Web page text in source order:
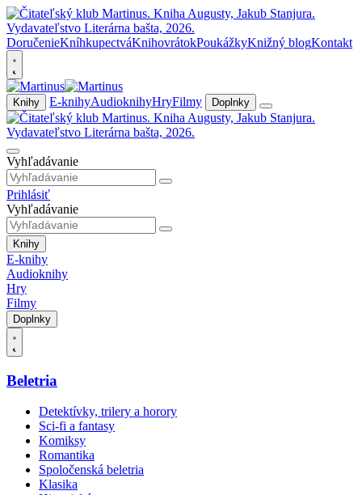
DoručenieKníhkupectváKnihovrátokPoukážkyKnižný blogKontakt
Knihy E-knihyAudioknihyHryFilmy Doplnky
Vyhľadávanie
Prihlásiť
Vyhľadávanie
Knihy
E-knihy
Audioknihy
Hry
Filmy
Doplnky
Beletria
Detektívky, trilery a horory
Sci-fi a fantasy
Komiksy
Romantika
Spoločenská beletria
Klasika